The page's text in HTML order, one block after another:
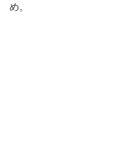
め。